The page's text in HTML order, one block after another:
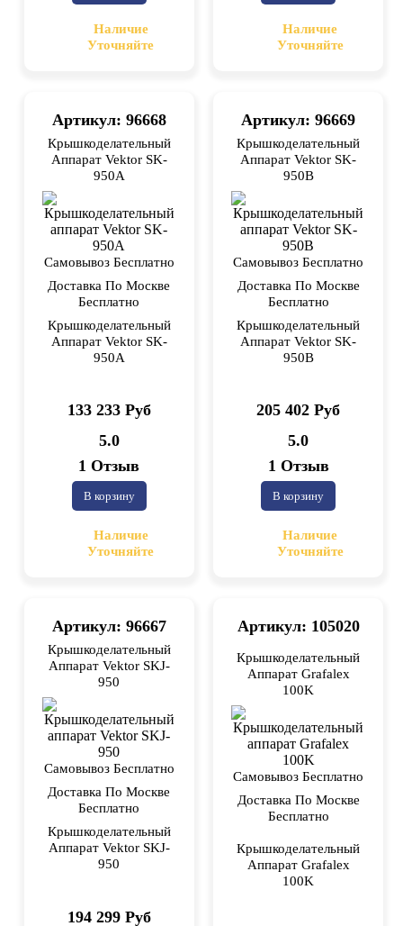
Наличие
Уточняйте
Наличие
Уточняйте
Артикул: 96668
Крышкоделательный
Аппарат Vektor SK-
950A
Самовывоз Бесплатно
Доставка По Москве
Бесплатно
Крышкоделательный
Аппарат Vektor SK-
950A
133 233 Руб
5.0
1 Отзыв
В корзину
Наличие
Уточняйте
Артикул: 96669
Крышкоделательный
Аппарат Vektor SK-
950B
Самовывоз Бесплатно
Доставка По Москве
Бесплатно
Крышкоделательный
Аппарат Vektor SK-
950B
205 402 Руб
5.0
1 Отзыв
В корзину
Наличие
Уточняйте
Артикул: 96667
Крышкоделательный
Аппарат Vektor SKJ-
950
Самовывоз Бесплатно
Доставка По Москве
Бесплатно
Крышкоделательный
Аппарат Vektor SKJ-
950
194 299 Руб
Артикул: 105020
Крышкоделательный
Аппарат Grafalex
100K
Самовывоз Бесплатно
Доставка По Москве
Бесплатно
Крышкоделательный
Аппарат Grafalex
100K